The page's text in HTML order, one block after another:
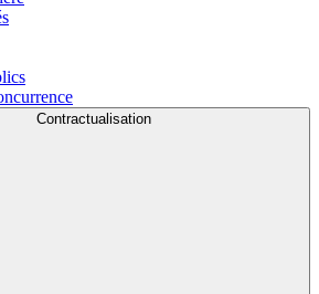
Contractualisation